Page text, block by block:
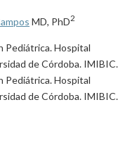
MD, PhD2
Pediátrica. Hospital
de Córdoba. IMIBIC.
Pediátrica. Hospital
de Córdoba. IMIBIC.